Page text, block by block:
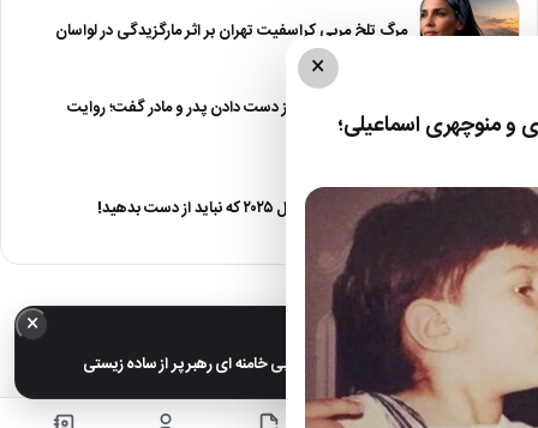
مرگ تلخ مربی کراسفیت تهران بر اثر مارگزیدگی در لواسان
حمید استیلی از غم از دست دادن پدر و مادر گفت؛ روایت
صریح…
معرفی ۶ مینی سریال ۲۰۲۵ که نباید از دست بدهید!
×
منوچهری اسماعیلی؛
× خبر مهم
عکس های خانوادگی مجتبی خامنه ای رهبر پر از ساده زیستی